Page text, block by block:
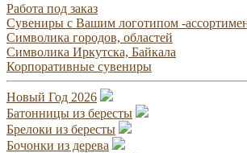
Работа под заказ
Сувениры с Вашим логотипом -
Символика городов, областей
Символика Иркутска, Байкала
Корпоративные сувениры
Новый Год 2026
Батонницы из бересты
Брелоки из бересты
Бочонки из дерева